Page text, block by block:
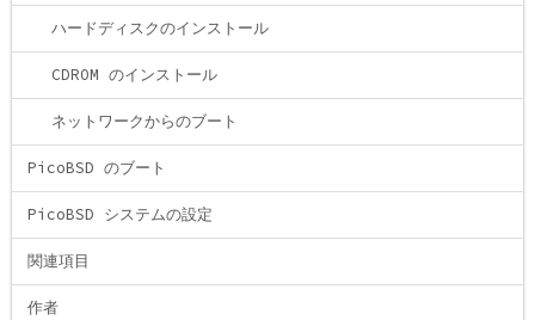
ハードディスクのインストール
CDROM のインストール
ネットワークからのブート
PicoBSD のブート
PicoBSD システムの設定
関連項目
作者